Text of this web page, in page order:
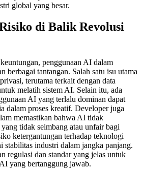
global yang besar.
di Balik Revolusi
penggunaan AI dalam
berbagai tantangan. Salah satu isu utama
terutama terkait dengan data
melatih sistem AI. Selain itu, ada
AI yang terlalu dominan dapat
dalam proses kreatif. Developer juga
memastikan bahwa AI tidak
tidak seimbang atau unfair bagi
ketergantungan terhadap teknologi
stabilitas industri dalam jangka panjang.
regulasi dan standar yang jelas untuk
yang bertanggung jawab.